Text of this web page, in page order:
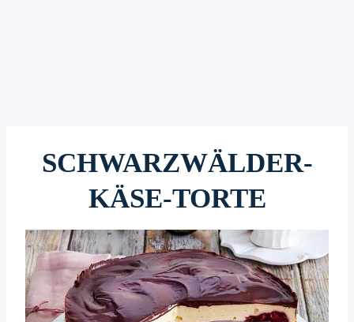
SCHWARZWÄLDER-
KÄSE-TORTE